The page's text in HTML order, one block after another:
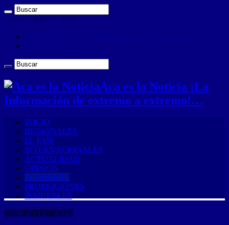
viernes , julio 31 2026
Aca es la Noticia ¡La
Información de extremo a extremo!…
INICIO
REGIONALES
EL PAÍS
INTERNACIONALES
ACTUALIDAD
OPINIÓN
ECONOMÍA
PROMOCIONES
INMUEBLES
RECIENTEMENTE